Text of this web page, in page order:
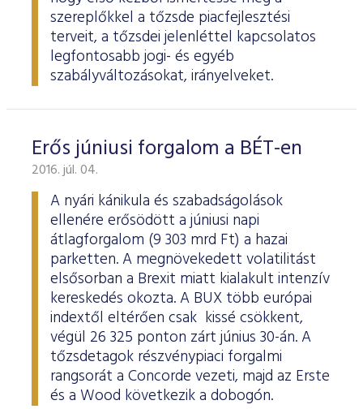
szereplőkkel a tőzsde piacfejlesztési
terveit, a tőzsdei jelenléttel kapcsolatos
legfontosabb jogi- és egyéb
szabályváltozásokat, irányelveket.
Erős júniusi forgalom a BÉT-en
2016. júl. 04.
A nyári kánikula és szabadságolások
ellenére erősödött a júniusi napi
átlagforgalom (9 303 mrd Ft) a hazai
parketten. A megnövekedett volatilitást
elsősorban a Brexit miatt kialakult intenzív
kereskedés okozta. A BUX több európai
indextől eltérően csak kissé csökkent,
végül 26 325 ponton zárt június 30-án. A
tőzsdetagok részvénypiaci forgalmi
rangsorát a Concorde vezeti, majd az Erste
és a Wood következik a dobogón.